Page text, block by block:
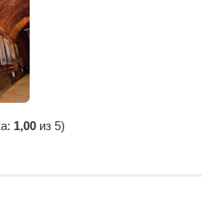
— магазин мужской одежды
— экипировочный центр
1,00 из 5)